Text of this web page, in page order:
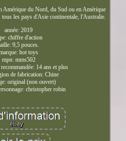
Amérique du Nord, du Sud ou en Amérique
les pays d'Asie continentale, l'Australie.
année: 2019
chiffre d'action
9,5 pouces.
hot toys
mpn: mms502
14 ans et plus
de fabrication: Chine
original (non ouvert)
christopher robin